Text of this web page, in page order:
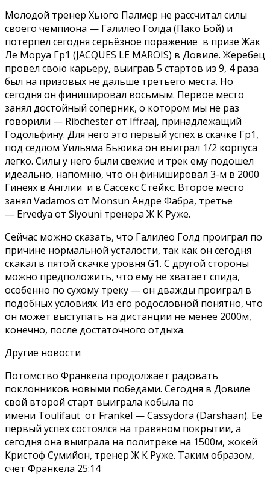
Молодой тренер Хьюго Палмер не рассчитал силы
своего чемпиона — Галилео Голда (Пако Бой) и
потерпел сегодня серьёзное поражение в призе Жак
Ле Моруа Гр1 (JACQUES LE MAROIS) в Довиле. Жеребец
провел свою карьеру, выиграв 5 стартов из 9, 4 раза
был на призовых не дальше третьего места. Но
сегодня он финишировал восьмым. Первое место
занял достойный соперник, о котором мы не раз
говорили — Ribchester от Iffraaj, принадлежащий
Годольфину. Для него это первый успех в скачке Гр1,
под седлом Уильяма Бьюика он выиграл 1/2 корпуса
легко. Силы у него были свежие и трек ему подошел
идеально, напомню, что он финишировал 3-м в 2000
Гинеях в Англии и в Сассекс Стейкс. Второе место
занял Vadamos от Monsun Андре Фабра, третье
— Ervedya от Siyouni тренера Ж К Руже.
Сейчас можно сказать, что Галилео Голд проиграл по
причине нормальной усталости, так как он сегодня
скакал в пятой скачке уровня G1. С другой стороны
можно предположить, что ему не хватает спида,
особенно по сухому треку — он дважды проиграл в
подобных условиях. Из его родословной понятно, что
он может выступать на дистанции не менее 2000м,
конечно, после достаточного отдыха.
Другие новости
Потомство Франкела продолжает радовать
поклонников новыми победами. Сегодня в Довиле
свой второй старт выиграла кобыла по
имени Toulifaut от Frankel — Cassydora (Darshaan). Её
первый успех состоялся на травяном покрытии, а
сегодня она выиграла на политреке на 1500м, жокей
Кристоф Сумийон, тренер Ж К Руже. Таким образом,
счет Франкела 25:14